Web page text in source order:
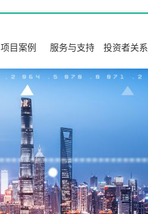
项目案例 服务与支持 投资者关系